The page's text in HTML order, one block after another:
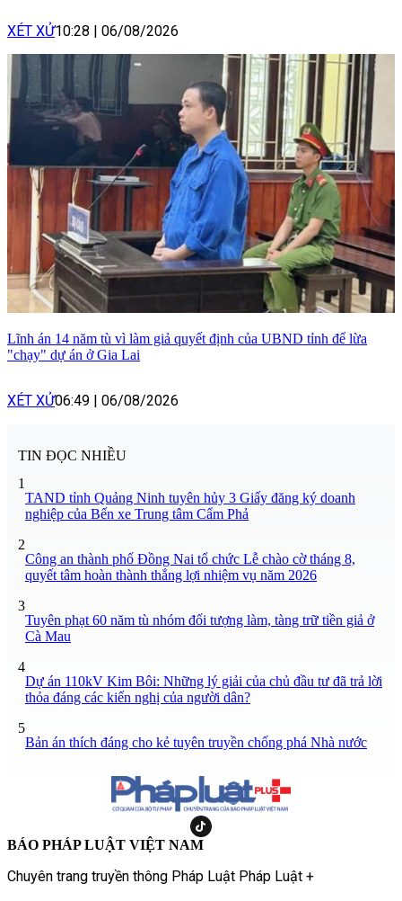
XÉT XỬ10:28 06/08/2026
Lĩnh án 14 năm tù vì làm giả quyết định của UBND tỉnh để lừa
"chạy" dự án ở Gia Lai
XÉT XỬ06:49 06/08/2026
TIN ĐỌC NHIỀU
1
TAND tỉnh Quảng Ninh tuyên hủy 3 Giấy đăng ký doanh
nghiệp của Bến xe Trung tâm Cẩm Phả
2
Công an thành phố Đồng Nai tổ chức Lễ chào cờ tháng 8,
quyết tâm hoàn thành thắng lợi nhiệm vụ năm 2026
3
Tuyên phạt 60 năm tù nhóm đối tượng làm, tàng trữ tiền giả ở
Cà Mau
4
Dự án 110kV Kim Bôi: Những lý giải của chủ đầu tư đã trả lời
thỏa đáng các kiến nghị của người dân?
5
Bản án thích đáng cho kẻ tuyên truyền chống phá Nhà nước
BÁO PHÁP LUẬT VIỆT NAM
Chuyên trang truyền thông Pháp Luật Pháp Luật +